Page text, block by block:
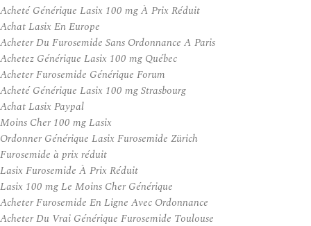
Acheté Générique Lasix 100 mg À Prix Réduit
Achat Lasix En Europe
Acheter Du Furosemide Sans Ordonnance A Paris
Achetez Générique Lasix 100 mg Québec
Acheter Furosemide Générique Forum
Acheté Générique Lasix 100 mg Strasbourg
Achat Lasix Paypal
Moins Cher 100 mg Lasix
Ordonner Générique Lasix Furosemide Zürich
Furosemide à prix réduit
Lasix Furosemide À Prix Réduit
Lasix 100 mg Le Moins Cher Générique
Acheter Furosemide En Ligne Avec Ordonnance
Acheter Du Vrai Générique Furosemide Toulouse